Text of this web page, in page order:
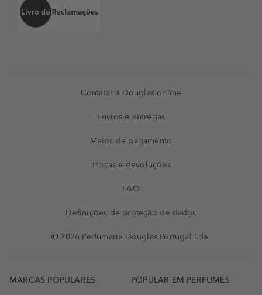
Contatar a Douglas online
Envios e entregas
Meios de pagamento
Trocas e devoluções
FAQ
Definições de proteção de dados
© 2026 Perfumaria Douglas Portugal Lda.
MARCAS POPULARES POPULAR EM PERFUMES